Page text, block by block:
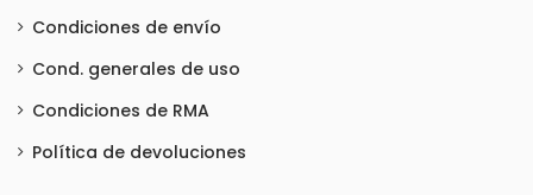
Condiciones de envío
Cond. generales de uso
Condiciones de RMA
Política de devoluciones